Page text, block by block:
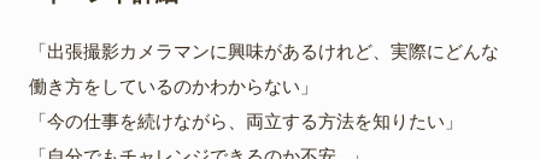
「出張撮影カメラマンに興味があるけれど、実際にどんな
働き方をしているのかわからない」
「今の仕事を続けながら、両立する方法を知りたい」